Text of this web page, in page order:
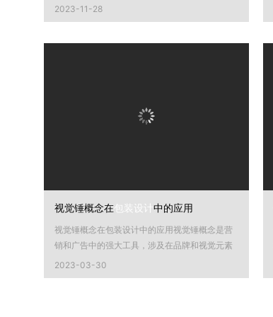
2023-11-28
视觉锤概念在包装设计中的应用
视觉锤概念在包装设计中的应用视觉锤概念是营
销和广告中的强大工具，涉及在品牌和视觉元素
之间创建强烈而令人难忘的视...
2023-03-30